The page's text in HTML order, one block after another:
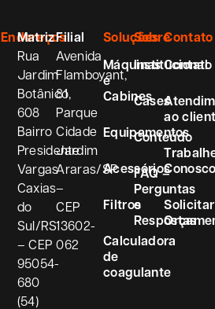
Endereços
Matriz
Rua
Jardim
Botânico,
608
Bairro
Presidente
Vargas
Caxias
do
Sul/RS
– CEP
95054-
680
(54)
Filial
Avenida
Flamboyant,
81
Parque
Cidade
Jardim
Araras/SP
–
CEP
13602-
062
Soluções
Máquinas
e
Cabines
Equipamentos
Acessórios
Filtros
Calculadora
de
coagulante
Sobre
Institucional
Cases
Conteúdo
FAQ –
Perguntas
e
Respostas
Contato
Contato
ao
Solicitar